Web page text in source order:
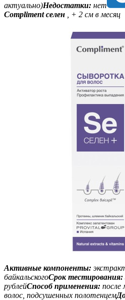
актуально)Недостатки: нет
Compliment селен
, + 2 см в месяц
Активные компоненты:
байкальскогоСрок тестирования:
рублейСпособ применения: после
волос, подсушенных полотенцем